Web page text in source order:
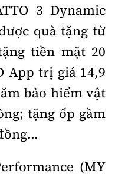
3 Dynamic
quà tặng từ
tiền mặt 20
App trị giá 14,9
bảo hiểm vật
tặng ốp gầm
(MY